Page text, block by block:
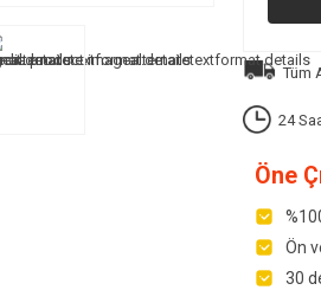
Tüm
24
Öne
Ön
30